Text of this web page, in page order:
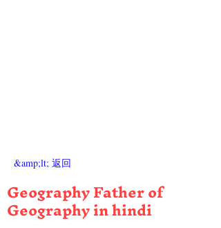
&amp;lt; 返回
Geography Father of
Geography in hindi